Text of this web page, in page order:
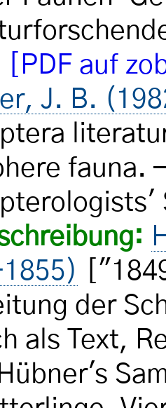
[PDF auf
J. B.
fauna.
der
als Text,